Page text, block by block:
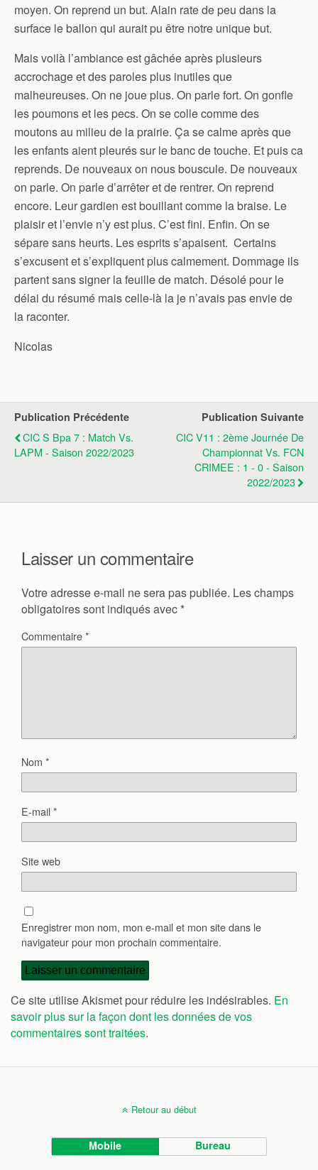
moyen. On reprend un but. Alain rate de peu dans la
surface le ballon qui aurait pu être notre unique but.
Mais voilà l’ambiance est gâchée après plusieurs
accrochage et des paroles plus inutiles que
malheureuses. On ne joue plus. On parle fort. On gonfle
les poumons et les pecs. On se colle comme des
moutons au milieu de la prairie. Ça se calme après que
les enfants aient pleurés sur le banc de touche. Et puis ca
reprends. De nouveaux on nous bouscule. De nouveaux
on parle. On parle d’arrêter et de rentrer. On reprend
encore. Leur gardien est bouillant comme la braise. Le
plaisir et l’envie n’y est plus. C’est fini. Enfin. On se
sépare sans heurts. Les esprits s’apaisent. Certains
s’excusent et s’expliquent plus calmement. Dommage ils
partent sans signer la feuille de match. Désolé pour le
délai du résumé mais celle-là la je n’avais pas envie de
la raconter.
Nicolas
Publication Précédente
CIC S Bpa 7 : Match Vs.
LAPM - Saison 2022/2023
Publication Suivante
CIC V11 : 2ème Journée De
Championnat Vs. FCN
CRIMEE : 1 - 0 - Saison
2022/2023
Laisser un commentaire
Votre adresse e-mail ne sera pas publiée. Les champs
obligatoires sont indiqués avec *
Commentaire*
Nom *
E-mail*
Site web
Enregistrer mon nom, mon e-mail et mon site dans le
navigateur pour mon prochain commentaire.
Ce site utilise Akismet pour réduire les indésirables. En
savoir plus sur la façon dont les données de vos
commentaires sont traitées.
Retour au début
Mobile Bureau